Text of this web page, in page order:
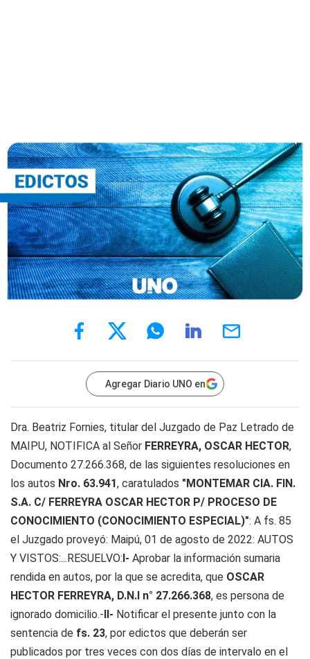
Agregar Diario UNO en
Dra. Beatriz Fornies, titular del Juzgado de Paz Letrado de
MAIPU, NOTIFICA al Señor FERREYRA, OSCAR HECTOR,
Documento 27.266.368, de las siguientes resoluciones en
los autos Nro. 63.941, caratulados "MONTEMAR CIA. FIN.
S.A. C/ FERREYRA OSCAR HECTOR P/ PROCESO DE
CONOCIMIENTO (CONOCIMIENTO ESPECIAL)": A fs. 85
el Juzgado proveyó: Maipú, 01 de agosto de 2022: AUTOS
Y VISTOS:...RESUELVO:I- Aprobar la información sumaria
rendida en autos, por la que se acredita, que OSCAR
HECTOR FERREYRA, D.N.I n° 27.266.368, es persona de
ignorado domicilio.-II- Notificar el presente junto con la
sentencia de fs. 23, por edictos que deberán ser
publicados por tres veces con dos días de intervalo en el